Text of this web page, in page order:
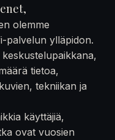
olemme
palvelun ylläpidon.
tietoa,
tekniikan ja
käyttäjiä,
ovat vuosien